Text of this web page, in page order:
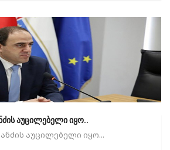
აუცილებელი იყო..
აუცილებელი იყო...